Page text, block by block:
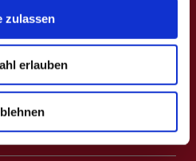
zulassen
erlauben
Sie.
auch einmal warten.
größerer
minimalen Aufwand
Schlimmeres verhindern.